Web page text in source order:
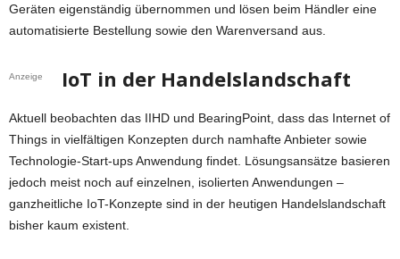
Geräten eigenständig übernommen und lösen beim Händler eine
automatisierte Bestellung sowie den Warenversand aus.
Anzeige IoT in der Handelslandschaft
Aktuell beobachten das IIHD und BearingPoint, dass das Internet of
Things in vielfältigen Konzepten durch namhafte Anbieter sowie
Technologie-Start-ups Anwendung findet. Lösungsansätze basieren
jedoch meist noch auf einzelnen, isolierten Anwendungen –
ganzheitliche IoT-Konzepte sind in der heutigen Handelslandschaft
bisher kaum existent.